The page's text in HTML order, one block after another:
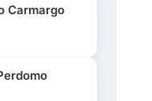
Carmargo